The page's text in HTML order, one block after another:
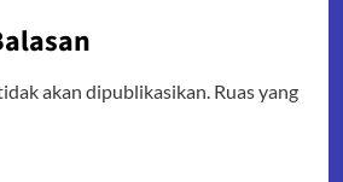
akan dipublikasikan. Ruas yang